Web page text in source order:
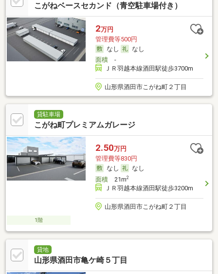
こがねベースセカンド（青空駐車場付き）
2万円
管理費等500円
なし
なし
面積-
ＪＲ羽越本線酒田駅徒歩3700m
山形県酒田市こがね町２丁目
貸駐車場
こがね町プレミアムガレージ
2.50万円
管理費等830円
なし
なし
面積21m2
ＪＲ羽越本線酒田駅徒歩3200m
山形県酒田市こがね町２丁目
1階
貸地
山形県酒田市亀ケ崎５丁目